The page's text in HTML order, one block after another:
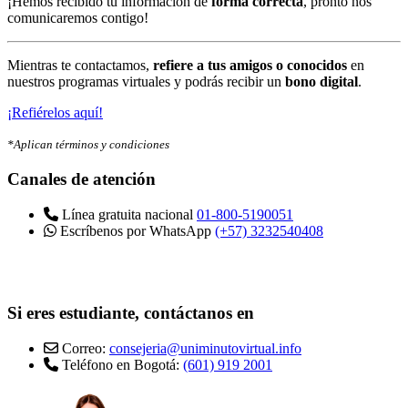
comunicaremos contigo!
Mientras te contactamos, refiere a tus amigos o conocidos en
nuestros programas virtuales y podrás recibir un bono digital.
¡Refiérelos aquí!
*Aplican términos y condiciones
Canales de atención
Línea gratuita nacional 01-800-5190051
Escríbenos por WhatsApp (+57) 3232540408
Si eres estudiante, contáctanos en
Correo: consejeria@uniminutovirtual.info
Teléfono en Bogotá: (601) 919 2001